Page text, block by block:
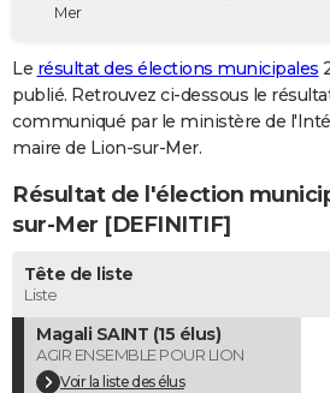
Destinations
City break
Voyage nature
Voyage de noces
Forum
GUIDES D'ACHAT
BONS PLANS
Carte de Noël
Carte Bonne année
Carte Saint-Valentin
Carte Pâques
Carte d'anniversaire
DICTIONNAIRE
Dictionnaire
Biographies
Citations
Expressions
Proverbes
PROGRAMME TV
COPAINS D'AVANT
S'inscrire
Se connecter
Lycées
Collèges
Primaires
Universités
Entreprises
Service militaire
Avis de recherche
AVIS DE DÉCÈS
Mer
Le résultat des élections municipales
publié. Retrouvez ci-dessous le
communiqué par le ministère de
maire de Lion-sur-Mer.
Résultat de l'élection
sur-Mer [DEFINITIF]
Tête de liste
Liste
Magali SAINT (15 élus)
AGIR ENSEMBLE POUR LION
Voir la liste des élus